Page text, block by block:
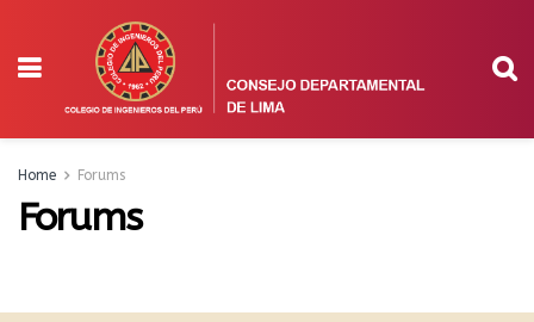
Home Forums
Forums